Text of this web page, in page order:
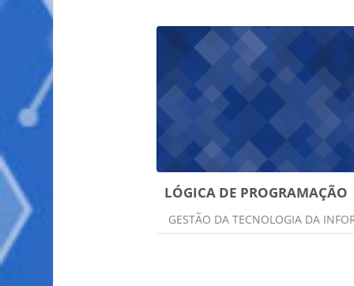
LÓGICA DE PROGRAMAÇÃO
Categoria do curso
GESTÃO DA TECNOLOGIA DA